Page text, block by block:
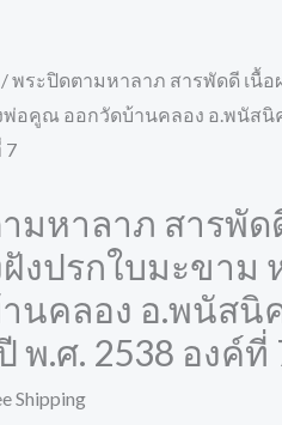
/ พระปิดตามหาลาภ สารพัดดี เนื้อ
อคูณ ออกวัดบ้านคลอง อ.พนัสนิ
7
มหาลาภ สารพัด
งปรกใบมะขาม
นคลอง อ.พนัสนิ
พ.ศ. 2538 องค์ที่
Shipping